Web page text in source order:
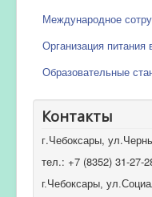
Международное
Организация питания
Образовательные
Контакты
г.Чебоксары,
тел.: +7 (8352) 31-27-
г.Чебоксары,